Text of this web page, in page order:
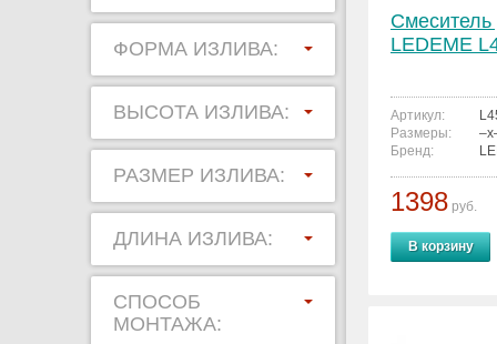
ФОРМА ИЗЛИВА:
ВЫСОТА ИЗЛИВА:
РАЗМЕР ИЗЛИВА:
ДЛИНА ИЗЛИВА:
СПОСОБ
МОНТАЖА:
Смеситель
LEDEME
Артикул:
Размеры:
Бренд:
1398 руб.
В корзину